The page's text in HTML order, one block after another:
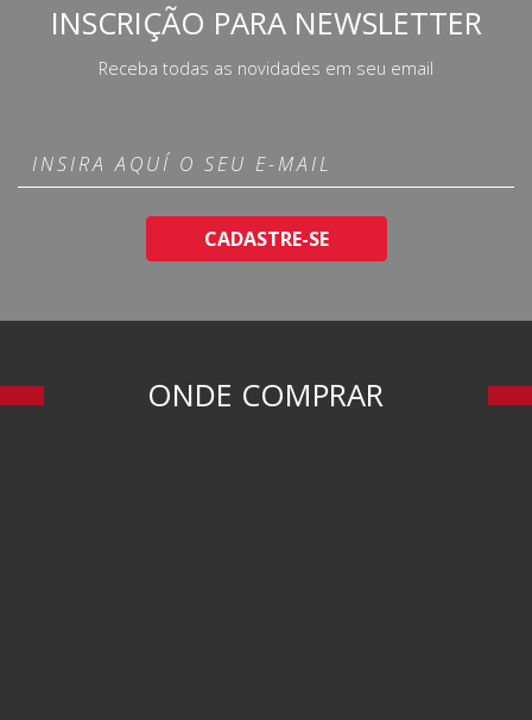
INSCRIÇÃO PARA NEWSLETTER
Receba todas as novidades em seu email
CADASTRE-SE
ONDE COMPRAR